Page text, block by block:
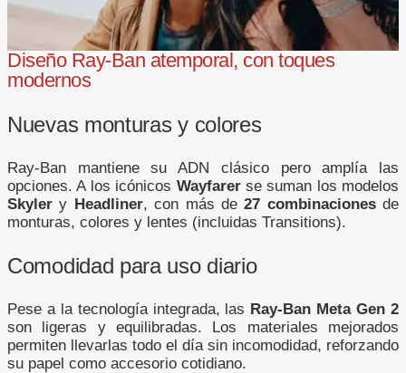
Diseño Ray-Ban atemporal, con toques
modernos
Nuevas monturas y colores
Ray-Ban mantiene su ADN clásico pero amplía las
opciones. A los icónicos Wayfarerse suman los modelos
Skyler y Headliner, con más de27 combinacionesde
monturas, colores y lentes (incluidas Transitions).
Comodidad para uso diario
Pese a la tecnología integrada, las Ray-Ban Meta Gen 2
son ligeras y equilibradas. Los materiales mejorados
permiten llevarlas todo el día sin incomodidad, reforzando
su papel como accesorio cotidiano.